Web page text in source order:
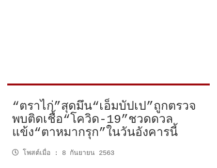
“ตราไก่”สุดมึน“เอ็มบัปเป”ถูกตรวจ
พบติดเชื้อ“โควิด-19”ชวดดวล
แข้ง“ตาหมากรุก”ในวันอังคารนี้
โพสต์เมื่อ : 8 กันยายน 2563